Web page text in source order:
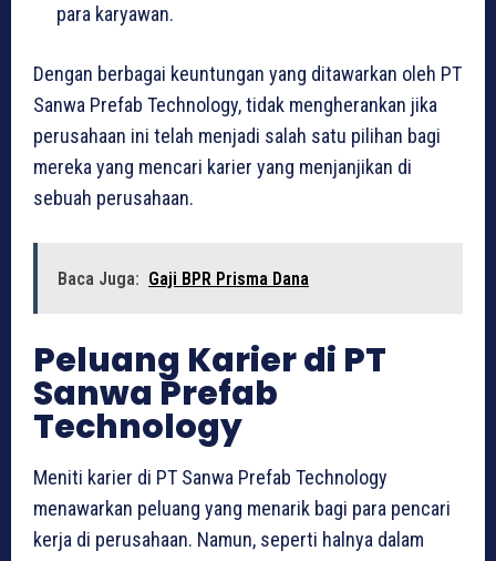
para karyawan.
Dengan berbagai keuntungan yang ditawarkan oleh PT
Sanwa Prefab Technology, tidak mengherankan jika
perusahaan ini telah menjadi salah satu pilihan bagi
mereka yang mencari karier yang menjanjikan di
sebuah perusahaan.
Baca Juga: Gaji BPR Prisma Dana
Peluang Karier di PT
Sanwa Prefab
Technology
Meniti karier di PT Sanwa Prefab Technology
menawarkan peluang yang menarik bagi para pencari
kerja di perusahaan. Namun, seperti halnya dalam